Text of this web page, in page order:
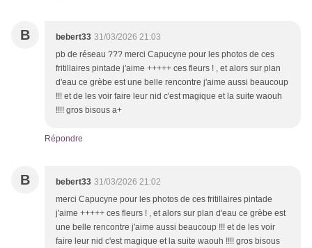
B bebert33 31/03/2026 21:03
pb de réseau ??? merci Capucyne pour les photos de ces
fritillaires pintade j'aime +++++ ces fleurs ! , et alors sur plan
d'eau ce grèbe est une belle rencontre j'aime aussi beaucoup
!!! et de les voir faire leur nid c'est magique et la suite waouh
!!!! gros bisous a+
Répondre
B bebert33 31/03/2026 21:02
merci Capucyne pour les photos de ces fritillaires pintade
j'aime +++++ ces fleurs ! , et alors sur plan d'eau ce grèbe est
une belle rencontre j'aime aussi beaucoup !!! et de les voir
faire leur nid c'est magique et la suite waouh !!!! gros bisous